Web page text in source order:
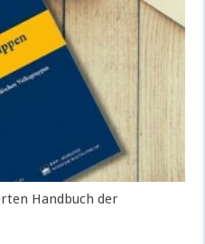
Handbuch der